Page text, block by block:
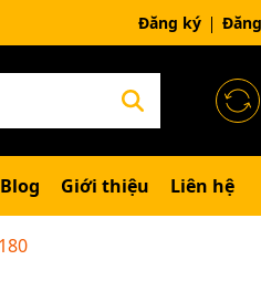
Đăng ký
Blog Giới thiệu Liên hệ